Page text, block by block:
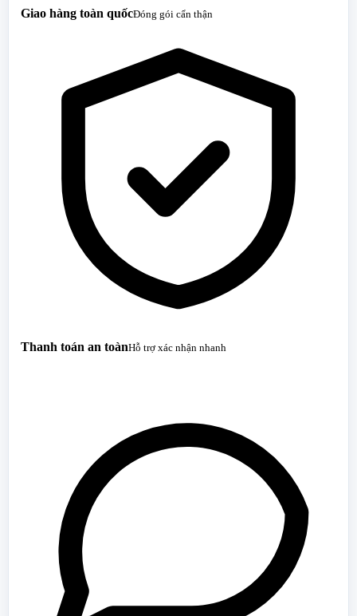
Giao hàng toàn quốcĐóng gói cẩn thận
Thanh toán an toànHỗ trợ xác nhận nhanh